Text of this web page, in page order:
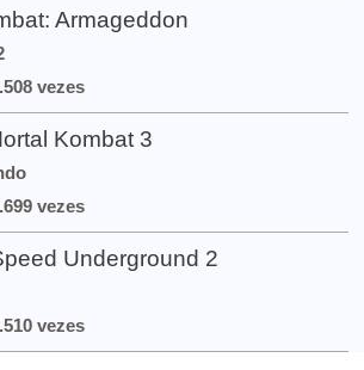
Armageddon
vezes
Kombat 3
vezes
Underground 2
vezes